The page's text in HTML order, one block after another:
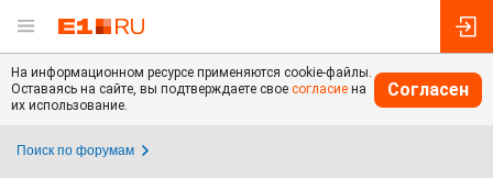
На информационном ресурсе применяются cookie-файлы.
Оставаясь на сайте, вы подтверждаете свое согласие на
их использование.
Согласен
Поиск по форумам